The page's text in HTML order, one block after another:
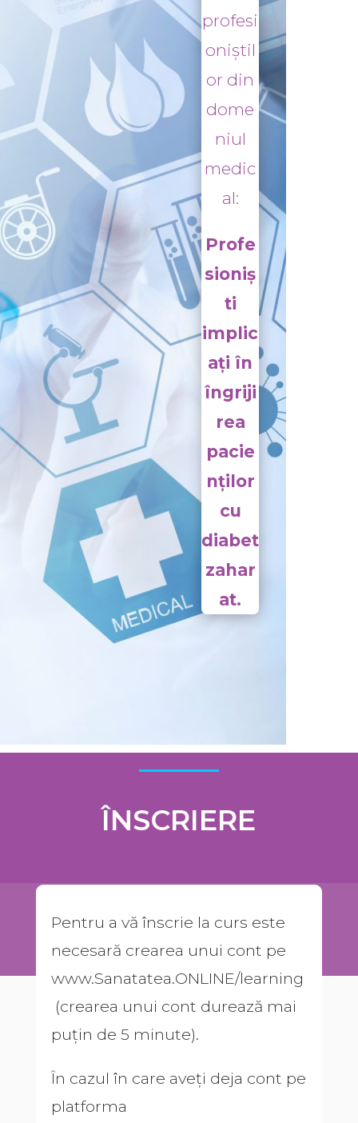
profesi
oniștil
or din
dome
niul
medic
al:
Profe
sioniș
ti
implic
ați în
îngriji
rea
pacie
nților
cu
diabet
zahar
at.
ÎNSCRIERE
Pentru a vă înscrie la curs este
necesară crearea unui cont pe
www.Sanatatea.ONLINE/learning
(crearea unui cont durează mai
puțin de 5 minute).
În cazul în care aveți deja cont pe
platforma